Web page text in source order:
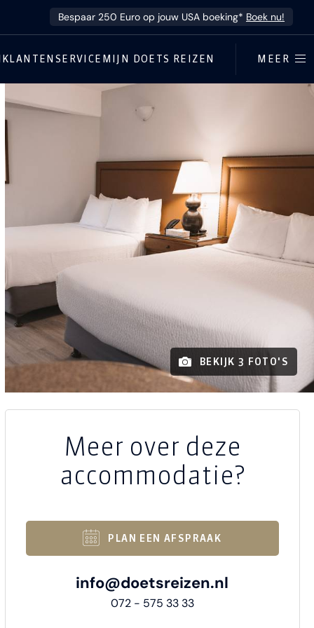
Bespaar 250 Euro op jouw USA boeking* Boek nu!
KLANTENSERVICE MIJN DOETS REIZEN MEER
BEKIJK 3 FOTO'S
Meer over deze
accommodatie?
PLAN EEN AFSPRAAK
info@doetsreizen.nl
072 - 575 33 33